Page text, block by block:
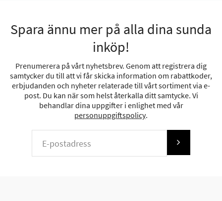
Spara ännu mer på alla dina sunda
inköp!
Prenumerera på vårt nyhetsbrev. Genom att registrera dig
samtycker du till att vi får skicka information om rabattkoder,
erbjudanden och nyheter relaterade till vårt sortiment via e-
post. Du kan när som helst återkalla ditt samtycke. Vi
behandlar dina uppgifter i enlighet med vår
personuppgiftspolicy.